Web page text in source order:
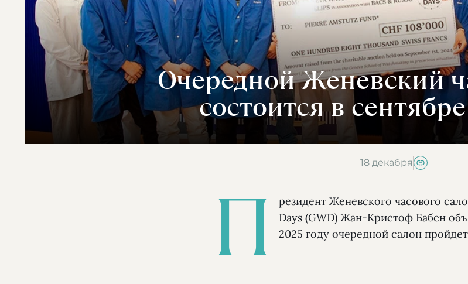
Очередной Женевский
состоится в
18 декабря
П
резидент Женевского часового
Days (GWD) Жан-Кристоф Бабен
2025 году очередной салон